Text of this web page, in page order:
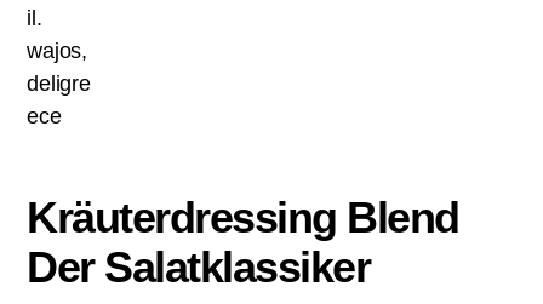
Kräuterdressing Blend
Der Salatklassiker